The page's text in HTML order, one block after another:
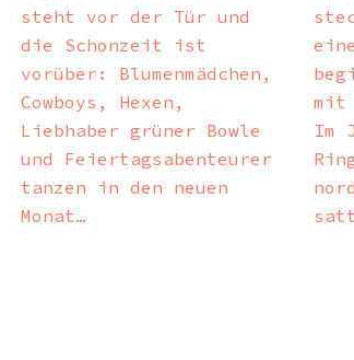
steht vor der Tür und
die Schonzeit ist
vorüber: Blumenmädchen,
Cowboys, Hexen,
Liebhaber grüner Bowle
und Feiertagsabenteurer
tanzen in den neuen
Monat…
mit
Im